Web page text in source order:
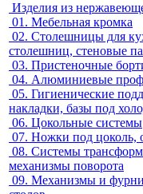
Изделия из
01. Мебельная кромка
02. Столешницы для
столешниц, стеновые
03. Пристеночные
04. Алюминиевые
05. Гигиенические
накладки, базы под
06. Цокольные системы
07. Ножки под цоколь,
08. Системы
механизмы поворота
09. Механизмы и